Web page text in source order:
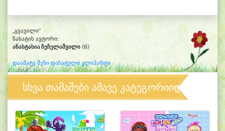
„ყვავილი“
ნახატის ავტორი:
ანასტასია ჩეჩელაშვილი (6)
დაამატე შენი დახატული კლიპარტი
სხვა თამაშები ამავე კატეგორიიდან